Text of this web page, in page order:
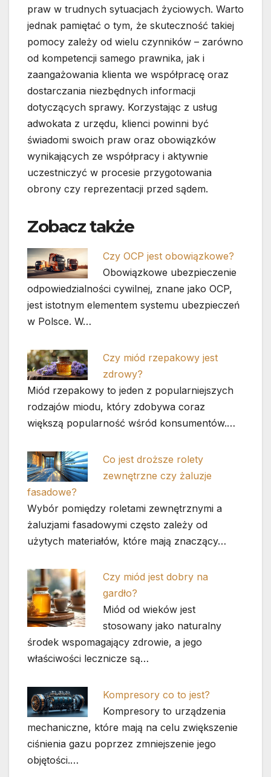
praw w trudnych sytuacjach życiowych. Warto
jednak pamiętać o tym, że skuteczność takiej
pomocy zależy od wielu czynników – zarówno
od kompetencji samego prawnika, jak i
zaangażowania klienta we współpracę oraz
dostarczania niezbędnych informacji
dotyczących sprawy. Korzystając z usług
adwokata z urzędu, klienci powinni być
świadomi swoich praw oraz obowiązków
wynikających ze współpracy i aktywnie
uczestniczyć w procesie przygotowania
obrony czy reprezentacji przed sądem.
Zobacz także
Czy OCP jest obowiązkowe?
Obowiązkowe ubezpieczenie
odpowiedzialności cywilnej, znane jako OCP,
jest istotnym elementem systemu ubezpieczeń
w Polsce. W…
Czy miód rzepakowy jest
zdrowy?
Miód rzepakowy to jeden z popularniejszych
rodzajów miodu, który zdobywa coraz
większą popularność wśród konsumentów.…
Co jest droższe rolety
zewnętrzne czy żaluzje
fasadowe?
Wybór pomiędzy roletami zewnętrznymi a
żaluzjami fasadowymi często zależy od
użytych materiałów, które mają znaczący…
Czy miód jest dobry na
gardło?
Miód od wieków jest
stosowany jako naturalny
środek wspomagający zdrowie, a jego
właściwości lecznicze są…
Kompresory co to jest?
Kompresory to urządzenia
mechaniczne, które mają na celu zwiększenie
ciśnienia gazu poprzez zmniejszenie jego
objętości.…